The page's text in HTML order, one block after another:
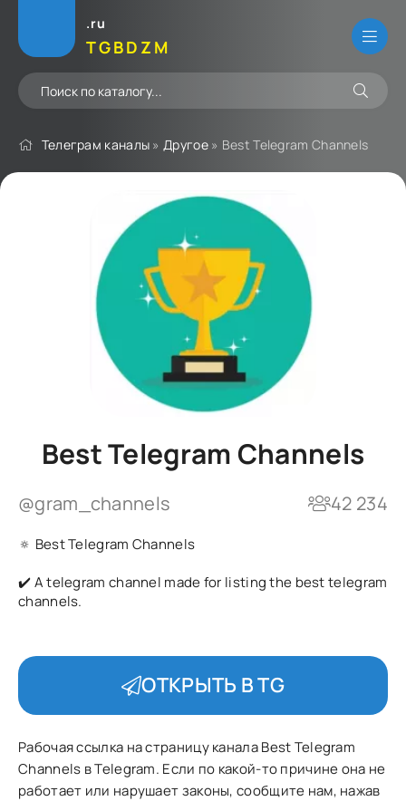
.ru
TGBDZM
Телеграм каналы »Другое» Best Telegram Channels
Best Telegram Channels
@gram_channels 42 234
🔅 Best Telegram Channels
✔️ A telegram channel made for listing the best telegram
channels.
ОТКРЫТЬ В TG
Рабочая ссылка на страницу канала Best Telegram
Channels в Telegram. Если по какой-то причине она не
работает или нарушает законы, сообщите нам, нажав